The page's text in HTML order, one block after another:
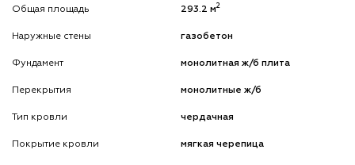
Общая площадь 293.2 м2
Наружные стены газобетон
Фундамент монолитная ж/б плита
Перекрытия монолитные ж/б
Тип кровли чердачная
Покрытие кровли мягкая черепица